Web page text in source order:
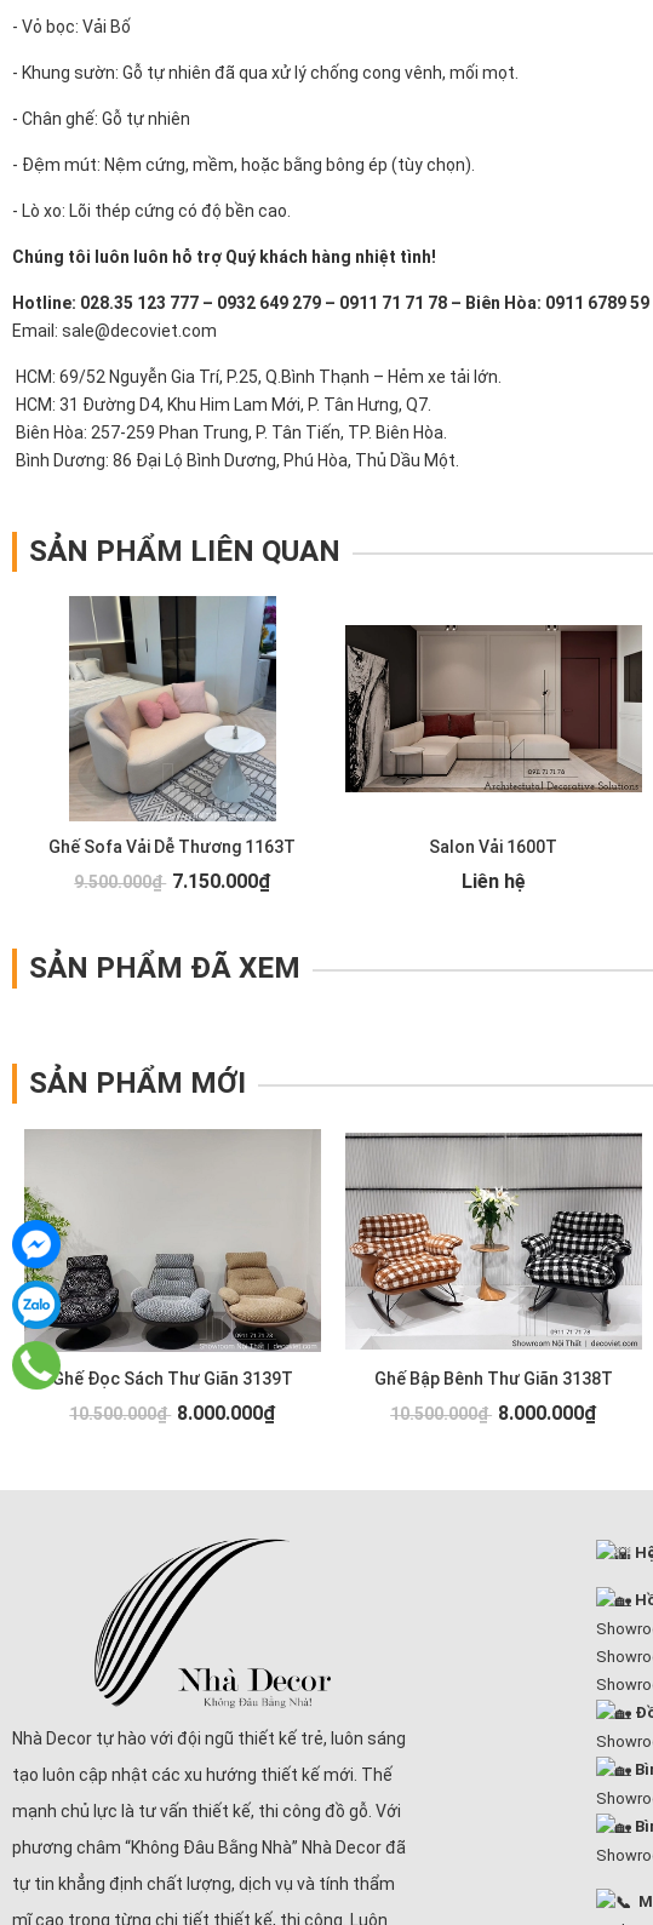
- Vỏ bọc: Vải Bố
- Khung sườn: Gỗ tự nhiên đã qua xử lý chống cong vênh, mối mọt.
- Chân ghế: Gỗ tự nhiên
- Đệm mút: Nệm cứng, mềm, hoặc bằng bông ép (tùy chọn).
- Lò xo: Lõi thép cứng có độ bền cao.
Chúng tôi luôn luôn hỗ trợ Quý khách hàng nhiệt tình!
Hotline: 028.35 123 777 – 0932 649 279 – 0911 71 71 78 – Biên Hòa: 0911 6789 59
Email: sale@decoviet.com
HCM: 69/52 Nguyễn Gia Trí, P.25, Q.Bình Thạnh – Hẻm xe tải lớn.
HCM: 31 Đường D4, Khu Him Lam Mới, P. Tân Hưng, Q7.
Biên Hòa: 257-259 Phan Trung, P. Tân Tiến, TP. Biên Hòa.
Bình Dương: 86 Đại Lộ Bình Dương, Phú Hòa, Thủ Dầu Một.
SẢN PHẨM LIÊN QUAN
Ghế Sofa Vải Dễ Thương 1163T
9.500.000₫ 7.150.000₫
Salon Vải 1600T
Liên hệ
SẢN PHẨM ĐÃ XEM
SẢN PHẨM MỚI
Ghế Đọc Sách Thư Giãn 3139T
10.500.000₫ 8.000.000₫
Ghế Bập Bênh Thư Giãn 3138T
10.500.000₫ 8.000.000₫
Nhà Decor tự hào với đội ngũ thiết kế trẻ, luôn sáng
tạo luôn cập nhật các xu hướng thiết kế mới. Thế
mạnh chủ lực là tư vấn thiết kế, thi công đồ gỗ. Với
phương châm “Không Đâu Bằng Nhà” Nhà Decor đã
tự tin khẳng định chất lượng, dịch vụ và tính thẩm
mĩ cao trong từng chi tiết thiết kế, thi công. Luôn